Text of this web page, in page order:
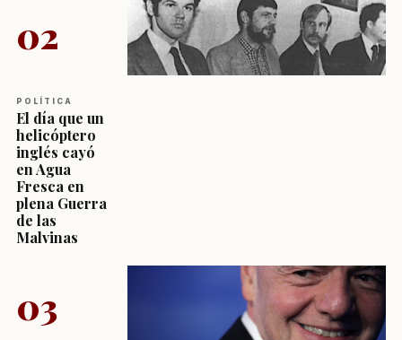
02
POLÍTICA
El día que un
helicóptero
inglés cayó
en Agua
Fresca en
plena Guerra
de las
Malvinas
03